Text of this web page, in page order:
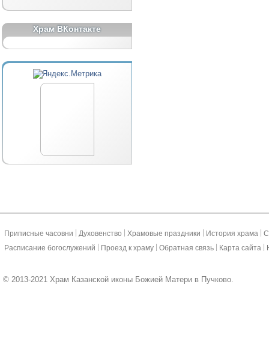
Храм ВКонтакте
Приписные часовни Духовенство Храмовые праздники История храма
Расписание богослужений
Проезд к храму Обратная связь Карта сайта
© 2013-2021 Храм Казанской иконы Божией Матери в Пучково.